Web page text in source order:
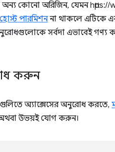
অন্য কোনো অরিজিন, যেমন
হোস্ট পারমিশননা থাকলে এটিকে
সর্বদা এভাবেই গণ্য
করুন
অ্যাক্সেসের অনুরোধ করতে,
উভয়ই যোগ করুন।